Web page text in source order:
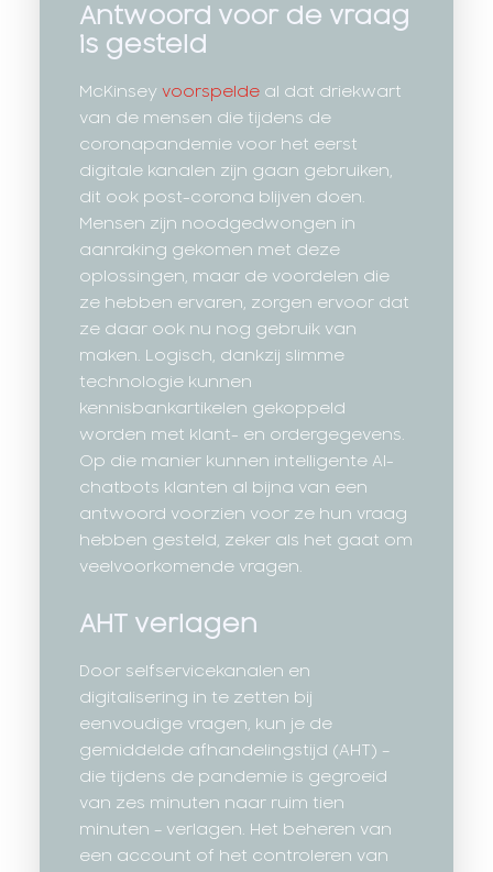
Antwoord voor de vraag
is gesteld
McKinsey voorspelde al dat driekwart
van de mensen die tijdens de
coronapandemie voor het eerst
digitale kanalen zijn gaan gebruiken,
dit ook post-corona blijven doen.
Mensen zijn noodgedwongen in
aanraking gekomen met deze
oplossingen, maar de voordelen die
ze hebben ervaren, zorgen ervoor dat
ze daar ook nu nog gebruik van
maken. Logisch, dankzij slimme
technologie kunnen
kennisbankartikelen gekoppeld
worden met klant- en ordergegevens.
Op die manier kunnen intelligente AI-
chatbots klanten al bijna van een
antwoord voorzien voor ze hun vraag
hebben gesteld, zeker als het gaat om
veelvoorkomende vragen.
AHT verlagen
Door selfservicekanalen en
digitalisering in te zetten bij
eenvoudige vragen, kun je de
gemiddelde afhandelingstijd (AHT) –
die tijdens de pandemie is gegroeid
van zes minuten naar ruim tien
minuten – verlagen. Het beheren van
een account of het controleren van